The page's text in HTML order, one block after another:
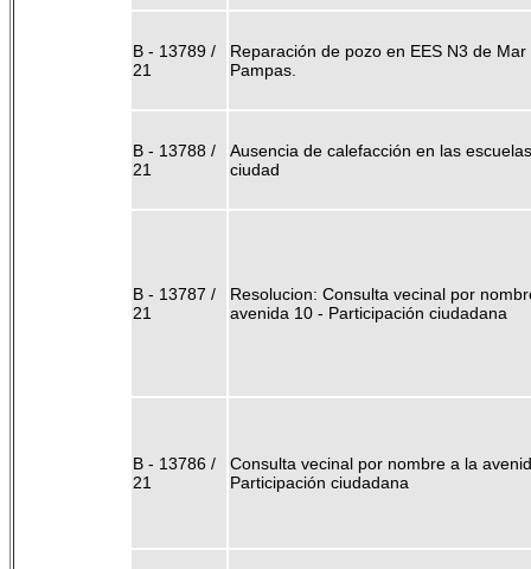
B - 13789 /
21
Reparación de pozo en EES N3 de Mar
Pampas.
B - 13788 /
21
Ausencia de calefacción en las
ciudad
B - 13787 /
21
Resolucion: Consulta vecinal por
avenida 10 - Participación ciudadana
B - 13786 /
21
Consulta vecinal por nombre a la
Participación ciudadana